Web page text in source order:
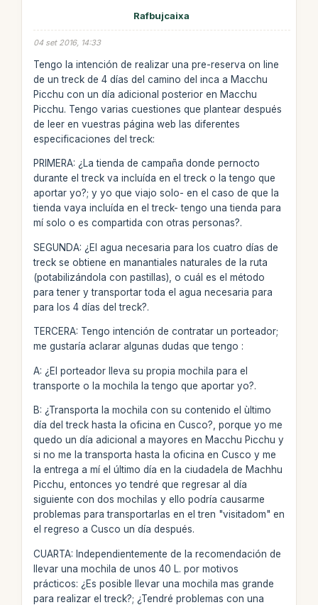
Rafbujcaixa
04 set 2016, 14:33
Tengo la intención de realizar una pre-reserva on line
de un treck de 4 días del camino del inca a Macchu
Picchu con un día adicional posterior en Macchu
Picchu. Tengo varias cuestiones que plantear después
de leer en vuestras página web las diferentes
especificaciones del treck:
PRIMERA: ¿La tienda de campaña donde pernocto
durante el treck va incluída en el treck o la tengo que
aportar yo?; y yo que viajo solo- en el caso de que la
tienda vaya incluída en el treck- tengo una tienda para
mí solo o es compartida con otras personas?.
SEGUNDA: ¿El agua necesaria para los cuatro días de
treck se obtiene en manantiales naturales de la ruta
(potabilizándola con pastillas), o cuál es el método
para tener y transportar toda el agua necesaria para
para los 4 días del treck?.
TERCERA: Tengo intención de contratar un porteador;
me gustaría aclarar algunas dudas que tengo :
A: ¿El porteador lleva su propia mochila para el
transporte o la mochila la tengo que aportar yo?.
B: ¿Transporta la mochila con su contenido el ùltimo
día del treck hasta la oficina en Cusco?, porque yo me
quedo un día adicional a mayores en Macchu Picchu y
si no me la transporta hasta la oficina en Cusco y me
la entrega a mí el último día en la ciudadela de Machhu
Picchu, entonces yo tendré que regresar al día
siguiente con dos mochilas y ello podría causarme
problemas para transportarlas en el tren "visitadom" en
el regreso a Cusco un día después.
CUARTA: Independientemente de la recomendación de
llevar una mochila de unos 40 L. por motivos
prácticos: ¿Es posible llevar una mochila mas grande
para realizar el treck?; ¿Tendré problemas con una